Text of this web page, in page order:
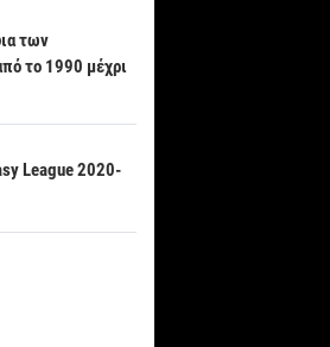
των
το 1990 μέχρι
League 2020-